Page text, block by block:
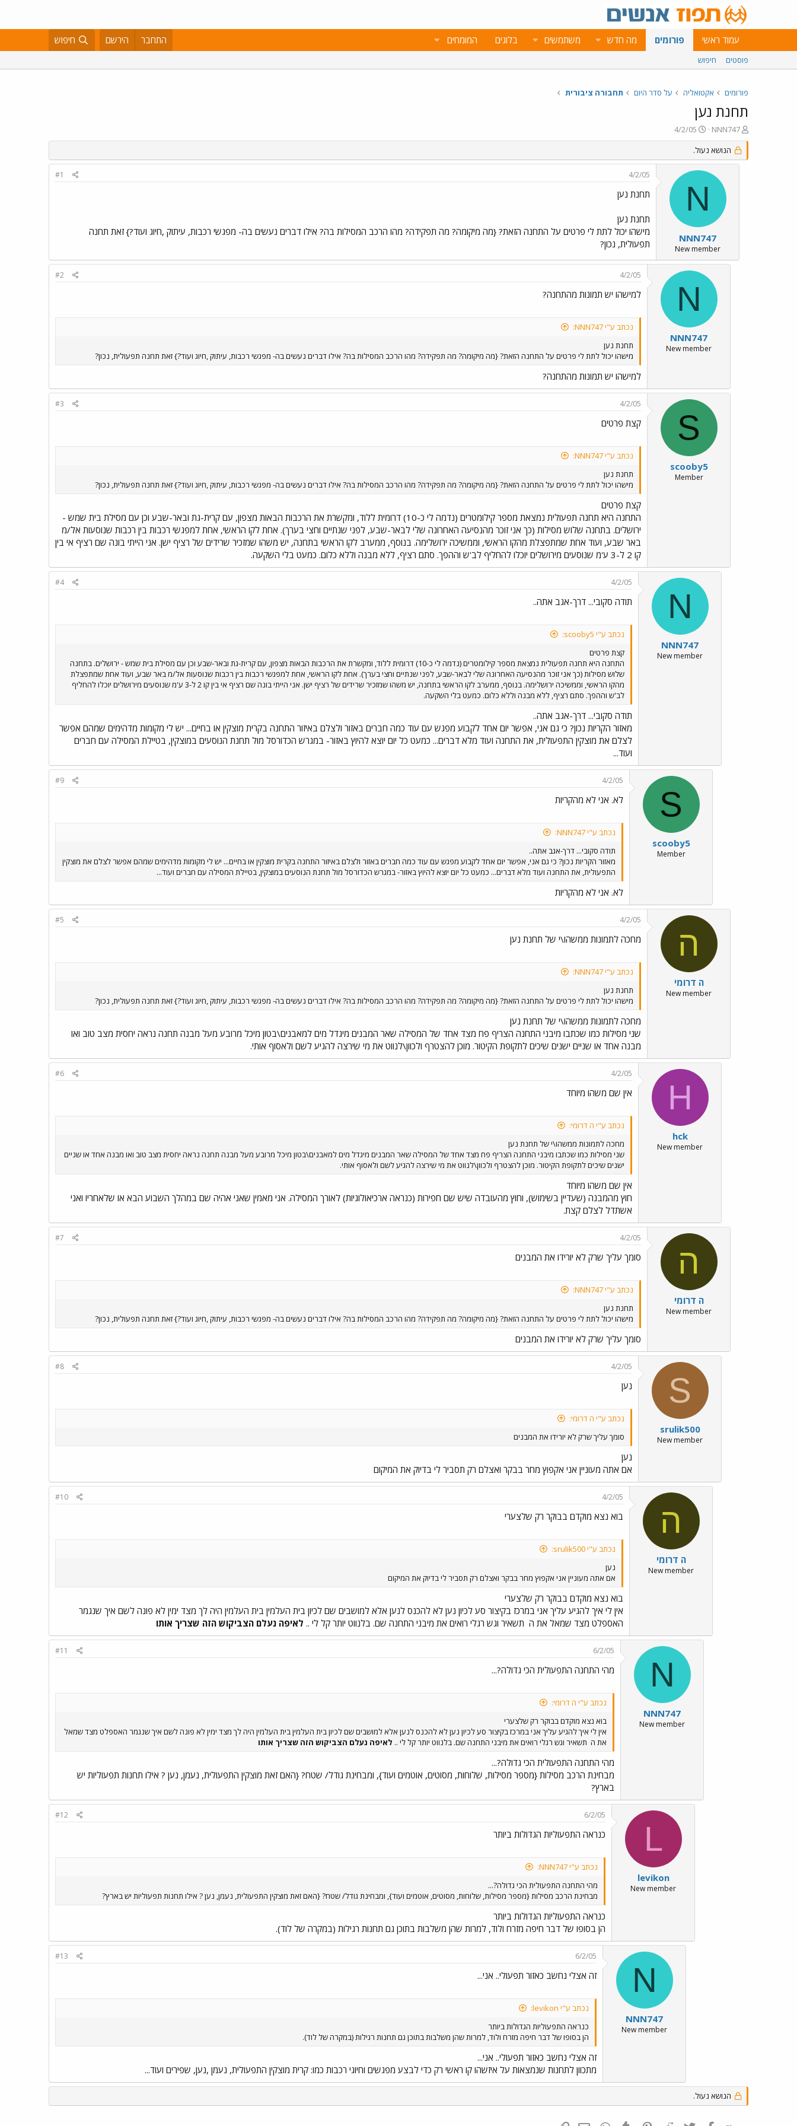
עמוד ראשי פורומים מה חדש משתמשים בלוגים המומחים התחבר הירשם חיפוש
פוסטים חיפוש
פורומים אקטואליה על סדר היום תחבורה ציבורית
תחנת נען
פ
ו
ת
ח
NNN747
פ
ו
ר
ס
ם
ת
א
י
ך
4/2/05
הנושא נעול.
N
NNN747
New member
4/2/05
#1
תחנת נען
תחנת נען
מישהו יכול לתת לי פרטים על התחנה הזאת? {מה מיקומה? מה תפקידה? מהו הרכב המסילות בה? אילו דברים נעשים בה- מפגשי רכבות, עיתוק ,חיוג ועוד?} זאת תחנה
תפעולית, נכון?
N
NNN747
New member
4/2/05
#2
למישהו יש תמונות מהתחנה?
נכתב ע"י NNN747:
תחנת נען
מישהו יכול לתת לי פרטים על התחנה הזאת? {מה מיקומה? מה תפקידה? מהו הרכב המסילות בה? אילו דברים נעשים בה- מפגשי רכבות, עיתוק ,חיוג ועוד?} זאת תחנה תפעולית, נכון?
למישהו יש תמונות מהתחנה?
S
scooby5
Member
4/2/05
#3
קצת פרטים
נכתב ע"י NNN747:
תחנת נען
מישהו יכול לתת לי פרטים על התחנה הזאת? {מה מיקומה? מה תפקידה? מהו הרכב המסילות בה? אילו דברים נעשים בה- מפגשי רכבות, עיתוק ,חיוג ועוד?} זאת תחנה תפעולית, נכון?
קצת פרטים
התחנה היא תחנה תפעולית נמצאת מספר קילומטרים (נדמה לי כ-10) דרומית ללוד, ומקשרת את הרכבות הבאות מצפון, עם קרית-גת ובאר-שבע וכן עם מסילת בית שמש -
ירושלים. בתחנה שלוש מסילות (כך אני זוכר מהנסיעה האחרונה שלי לבאר-שבע, לפני שנתיים וחצי בערך). אחת לקו הראשי, אחת למפגשי רכבות בין רכבות שנוסעות אל/מ
באר שבע, ועוד אחת שמתפצלת מהקו הראשי, וממשיכה ירושלימה. בנוסף, ממערב לקו הראשי בתחנה, יש משהו שמזכיר שרידים של רציף ישן. אני הייתי בונה שם רציף אי בין
קו 2 ל-3 ע'מ שנוסעים מירושלים יוכלו להחליף לב'ש וההפך. סתם רציף, ללא מבנה וללא כלום. כמעט בלי השקעה.
N
NNN747
New member
4/2/05
#4
תודה סקובי... דרך-אגב אתה..
נכתב ע"י scooby5:
קצת פרטים
התחנה היא תחנה תפעולית נמצאת מספר קילומטרים (נדמה לי כ-10) דרומית ללוד, ומקשרת את הרכבות הבאות מצפון, עם קרית-גת ובאר-שבע וכן עם מסילת בית שמש - ירושלים. בתחנה
שלוש מסילות (כך אני זוכר מהנסיעה האחרונה שלי לבאר-שבע, לפני שנתיים וחצי בערך). אחת לקו הראשי, אחת למפגשי רכבות בין רכבות שנוסעות אל/מ באר שבע, ועוד אחת שמתפצלת
מהקו הראשי, וממשיכה ירושלימה. בנוסף, ממערב לקו הראשי בתחנה, יש משהו שמזכיר שרידים של רציף ישן. אני הייתי בונה שם רציף אי בין קו 2 ל-3 ע'מ שנוסעים מירושלים יוכלו להחליף
לב'ש וההפך. סתם רציף, ללא מבנה וללא כלום. כמעט בלי השקעה.
תודה סקובי... דרך-אגב אתה..
מאזור הקריות נכון? כי גם אני, אפשר יום אחד לקבוע מפגש עם עוד כמה חברים באזור ולצלם באיזור התחנה בקרית מוצקין או בחיים... יש לי מקומות מדהימים שמהם אפשר
לצלם את מוצקין התפעולית, את התחנה ועוד מלא דברים... כמעט כל יום יוצא להיוץ באזור- במגרש הכדורסל מול תחנת הנוסעים במוצקין, בטיילת המסילה עם חברים
ועוד...
S
scooby5
Member
4/2/05
#9
לא. אני לא מהקריות
נכתב ע"י NNN747:
תודה סקובי... דרך-אגב אתה..
מאזור הקריות נכון? כי גם אני, אפשר יום אחד לקבוע מפגש עם עוד כמה חברים באזור ולצלם באיזור התחנה בקרית מוצקין או בחיים... יש לי מקומות מדהימים שמהם אפשר לצלם את מוצקין
התפעולית, את התחנה ועוד מלא דברים... כמעט כל יום יוצא להיוץ באזור- במגרש הכדורסל מול תחנת הנוסעים במוצקין, בטיילת המסילה עם חברים ועוד...
לא. אני לא מהקריות
ה
ה דרומי
New member
4/2/05
#5
מחכה לתמונות ממשהו\י של תחנת נען
נכתב ע"י NNN747:
תחנת נען
מישהו יכול לתת לי פרטים על התחנה הזאת? {מה מיקומה? מה תפקידה? מהו הרכב המסילות בה? אילו דברים נעשים בה- מפגשי רכבות, עיתוק ,חיוג ועוד?} זאת תחנה תפעולית, נכון?
מחכה לתמונות ממשהו\י של תחנת נען
שני מסילות כמו שכתבו מיבני התחנה הצריף פח מצד אחד של המסילה שאר המבנים מיגדל מים למאבנים\בטון מיכל מרובע מעל מבנה תחנה נראה יחסית מצב טוב ואו
מבנה אחד או שניים ישנים שיכים לתקופת הקיטור. מוכן להצטרף ולכוון\לנווט את מי שירצה להגיע לשם ולאסוף אותי.
H
hck
New member
4/2/05
#6
אין שם משהו מיוחד
נכתב ע"י ה דרומי:
מחכה לתמונות ממשהו\י של תחנת נען
שני מסילות כמו שכתבו מיבני התחנה הצריף פח מצד אחד של המסילה שאר המבנים מיגדל מים למאבנים\בטון מיכל מרובע מעל מבנה תחנה נראה יחסית מצב טוב ואו מבנה אחד או שניים
ישנים שיכים לתקופת הקיטור. מוכן להצטרף ולכוון\לנווט את מי שירצה להגיע לשם ולאסוף אותי.
אין שם משהו מיוחד
חוץ מהמבנה (שעדיין בשימוש), וחוץ מהעובדה שיש שם חפירות (כנראה ארכיאולוגיות) לאורך המסילה. אני מאמין שאני אהיה שם במהלך השבוע הבא או שלאחריו ואני
אשתדל לצלם קצת.
ה
ה דרומי
New member
4/2/05
#7
סומך עליך שרק לא יורידו את המבנים
נכתב ע"י NNN747:
תחנת נען
מישהו יכול לתת לי פרטים על התחנה הזאת? {מה מיקומה? מה תפקידה? מהו הרכב המסילות בה? אילו דברים נעשים בה- מפגשי רכבות, עיתוק ,חיוג ועוד?} זאת תחנה תפעולית, נכון?
סומך עליך שרק לא יורידו את המבנים
S
srulik500
New member
4/2/05
#8
נען
נכתב ע"י ה דרומי:
סומך עליך שרק לא יורידו את המבנים
נען
אם אתה מעוניין אני אקפוץ מחר בבקר ואצלם רק תסביר לי בדיוק את המיקום
ה
ה דרומי
New member
4/2/05
#10
בוא נצא מוקדם בבוקר רק שלצערי
נכתב ע"י srulik500:
נען
אם אתה מעוניין אני אקפוץ מחר בבקר ואצלם רק תסביר לי בדיוק את המיקום
בוא נצא מוקדם בבוקר רק שלצערי
אין לי איך להגיע עליך אני במרכז בקיצור סע לכיון נען לא להכנס לנען אלא למושבים שם לכיון בית העלמין בית העלמין היה לך מצד ימין לא פונה לשם איך שנגמר
האספלט מצד שמאל את ה תשאיר וגש רגלי רואים את מיבני התחנה שם. בלנווט יותר קל לי .. לאיפה נעלם הצביקוש הזה שצריך אותו
N
NNN747
New member
6/2/05
#11
מהי התחנה התפעולית הכי גדולה?...
נכתב ע"י ה דרומי:
בוא נצא מוקדם בבוקר רק שלצערי
אין לי איך להגיע עליך אני במרכז בקיצור סע לכיון נען לא להכנס לנען אלא למושבים שם לכיון בית העלמין בית העלמין היה לך מצד ימין לא פונה לשם איך שנגמר האספלט מצד שמאל
את ה תשאיר וגש רגלי רואים את מיבני התחנה שם. בלנווט יותר קל לי .. לאיפה נעלם הצביקוש הזה שצריך אותו
מהי התחנה התפעולית הכי גדולה?...
מבחינת הרכב מסילות {מספר מסילות, שלוחות, מסוטים, אוטמים ועוד}, ומבחינת גודל/ שטח? {האם זאת מוצקין התפעולית, נעמן, נען ? אילו תחנות תפעוליות יש
בארץ?
L
levikon
New member
6/2/05
#12
כנראה התפעוליות הגדולות ביותר
נכתב ע"י NNN747:
מהי התחנה התפעולית הכי גדולה?...
מבחינת הרכב מסילות {מספר מסילות, שלוחות, מסוטים, אוטמים ועוד}, ומבחינת גודל/ שטח? {האם זאת מוצקין התפעולית, נעמן, נען ? אילו תחנות תפעוליות יש בארץ?
כנראה התפעוליות הגדולות ביותר
הן בסופו של דבר חיפה מזרח ולוד, למרות שהן משלבות בתוכן גם תחנות רגילות (במקרה של לוד).
N
NNN747
New member
6/2/05
#13
זה אצלי נחשב כאזור תפעולי.. אני...
נכתב ע"י levikon:
כנראה התפעוליות הגדולות ביותר
הן בסופו של דבר חיפה מזרח ולוד, למרות שהן משלבות בתוכן גם תחנות רגילות (במקרה של לוד).
זה אצלי נחשב כאזור תפעולי.. אני...
מתכוון לתחנות שנמצאות על איזשהו קו ראשי רק כדי לבצע מפגשים וחיוגי רכבות כמו: קרית מוצקין התפעולית, נעמן ,נען, שפירים ועוד...
הנושא נעול.